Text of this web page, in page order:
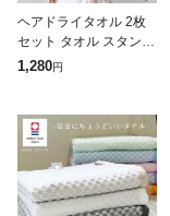
ヘアドライタオル 2枚
セット タオル スタンダ
ードタイプ フェイスタ
1,280円